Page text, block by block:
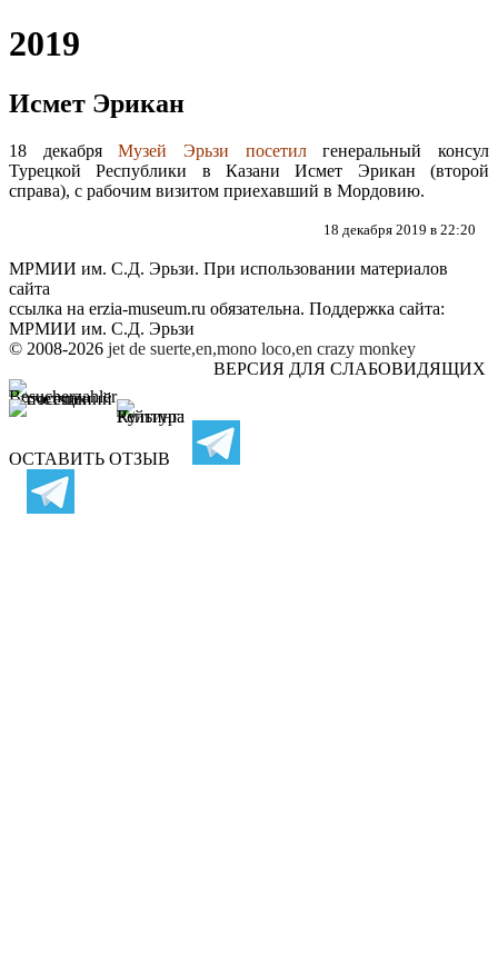
2019
Исмет Эрикан
18 декабряМузей Эрьзи посетилгенеральный консул
Турецкой Республики в Казани Исмет Эрикан (второй
справа), с рабочим визитом приехавший в Мордовию.
18 декабря 2019 в 22:20
МРМИИ им. С.Д. Эрьзи. При использовании материалов
сайта
ссылка на erzia-museum.ru обязательна. Поддержка сайта:
МРМИИ им. С.Д. Эрьзи
© 2008-2026 jet de suerte,en,mono loco,en crazy monkey
ВЕРСИЯ ДЛЯ СЛАБОВИДЯЩИХ
ОСТАВИТЬ ОТЗЫВ